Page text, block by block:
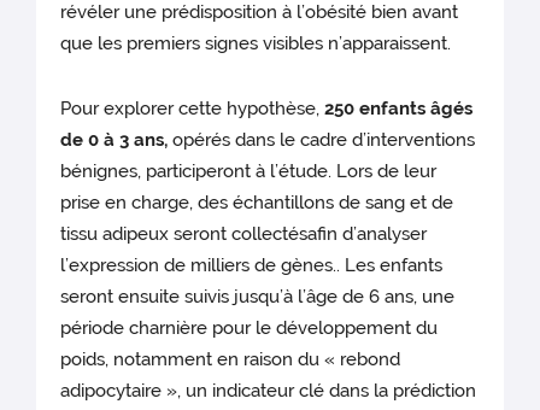
révéler une prédisposition à l’obésité bien avant
que les premiers signes visibles n’apparaissent.
Pour explorer cette hypothèse,250 enfants âgés
de 0 à 3 ans, opérés dans le cadre d’interventions
bénignes, participeront à l’étude. Lors de leur
prise en charge, des échantillons de sang et de
tissu adipeux seront collectésafin d’analyser
l’expression de milliers de gènes.. Les enfants
seront ensuite suivis jusqu’à l’âge de 6 ans, une
période charnière pour le développement du
poids, notamment en raison du « rebond
adipocytaire », un indicateur clé dans la prédiction